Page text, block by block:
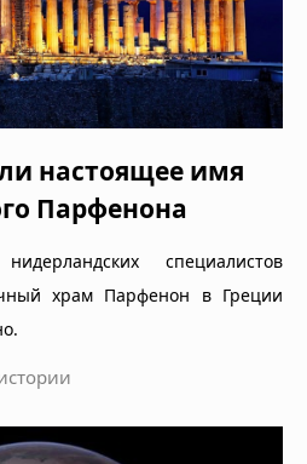
настоящее имя
Парфенона
специалистов
храм Парфенон в Греции